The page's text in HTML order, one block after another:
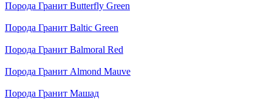
Порода Гранит Butterfly Green
Порода Гранит Baltic Green
Порода Гранит Balmoral Red
Порода Гранит Almond Mauve
Порода Гранит Машад